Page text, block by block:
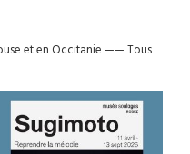
et en Occitanie——Tous